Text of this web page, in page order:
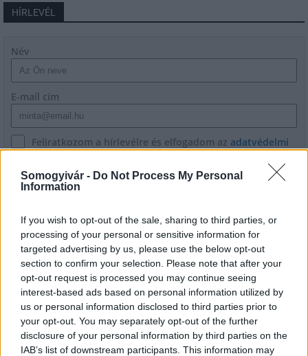
Somogyivár - Do Not Process My Personal
Information
If you wish to opt-out of the sale, sharing to third parties, or
processing of your personal or sensitive information for
targeted advertising by us, please use the below opt-out
section to confirm your selection. Please note that after your
opt-out request is processed you may continue seeing
interest-based ads based on personal information utilized by
us or personal information disclosed to third parties prior to
your opt-out. You may separately opt-out of the further
disclosure of your personal information by third parties on the
IAB’s list of downstream participants. This information may
HÍRLEVÉL
Név
E-mail cím
Feliratkozom a hírlevélre és elfogadom az adatvédelmi
FELIRATKOZÁS
LEGFRISSEBB
Országos hírek
MEGÉRKEZETT AZ ESŐ A DUNA
VÍZGYŰJTŐJÉRE
Aktuális